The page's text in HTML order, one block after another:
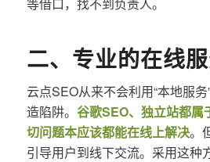
等借口，找不到负责人。
二、专业的在线
云点SEO从来不会利用“本地服务
造陷阱。 谷歌SEO、独立站都属
切问题本应该都能在线上解决。
引导用户到线下交流。采用这种